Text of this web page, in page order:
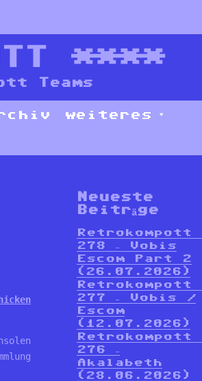
****
Teams
weiteres
Neueste
Beiträge
Retrokompott –
278 – Vobis
Escom Part 2
(26.07.2026)
Retrokompott –
277 – Vobis /
Escom
(12.07.2026)
Retrokompott –
276 –
Akalabeth
(28.06.2026)